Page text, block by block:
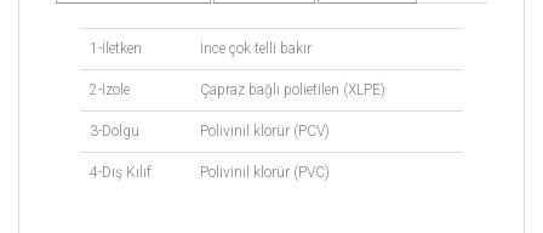
1-İletken İnce çok telli bakır
2-İzole Çapraz bağlı polietilen (XLPE)
3-Dolgu Polivinil klorür (PCV)
4-Dış Kılıf Polivinil klorür (PVC)